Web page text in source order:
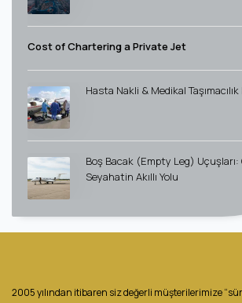
Cost of Chartering a Private Jet
Hasta Nakli & Medikal
Boş Bacak (Empty Leg)
Seyahatin Akıllı Yolu
2005 yılından itibaren siz değerli müşterilerimize